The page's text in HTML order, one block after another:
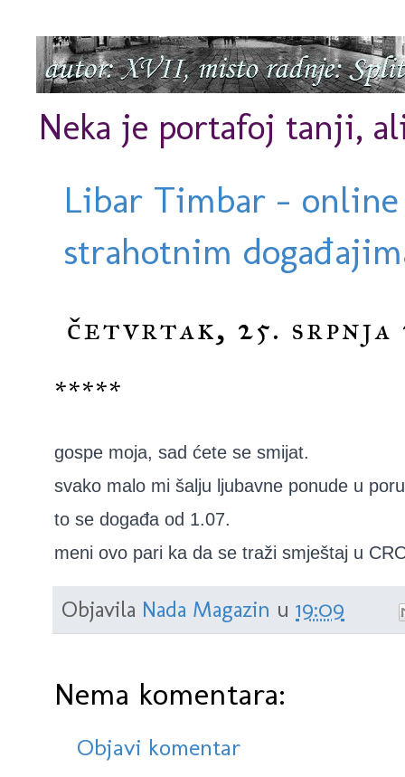
Neka je portafoj tanji,
Libar Timbar -
strahotnim
četvrtak, 25. srpnja
*****
gospe moja, sad ćete se smijat.
svako malo mi šalju ljubavne ponude u
to se događa od 1.07.
meni ovo pari ka da se traži smještaj u
Objavila Nada Magazin u 19:09
Nema komentara:
Objavi komentar